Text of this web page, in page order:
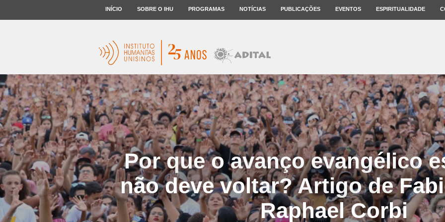
INÍCIO SOBRE O IHU PROGRAMAS NOTÍCIAS PUBLICAÇÕES EVENTOS ESPIRITUALIDADE
Por que o avanço evangélico
não deve voltar? Artigo de
Raphael Corbi